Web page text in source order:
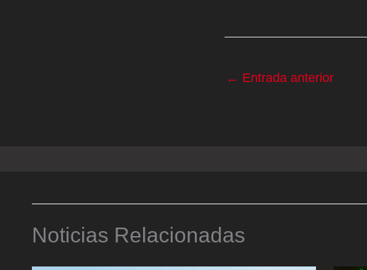
← Entrada anterior
Noticias Relacionadas